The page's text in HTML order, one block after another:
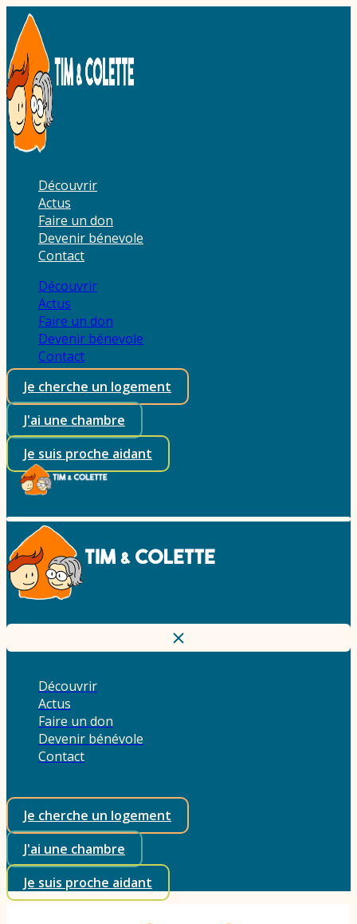
Aller
au
contenu
Découvrir
Actus
Faire un don
Devenir bénevole
Contact
Découvrir
Actus
Faire un don
Devenir bénevole
Contact
Je cherche un logement
J'ai une chambre
Je suis proche aidant
Découvrir
Actus
Faire un don
Devenir bénévole
Contact
Je cherche un logement
J'ai une chambre
Je suis proche aidant